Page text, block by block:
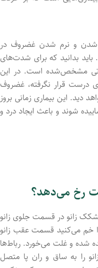
شدن و نرم شدن غضروف در
بدانید که برای شدت‌های
مشخص‌شده است. در این
درست قرار نگرفته، غضروف
دید. این بیماری زمانی بروز
شوند و باعث ایجاد درد و
رخ می‌دهد؟
زانو در قسمت جلوی زانو
را خم می‌کنید قسمت عقب زانو
شد‌ه و غلت می‌خورد. رباط‌ها
را به ساق و ران پا متصل